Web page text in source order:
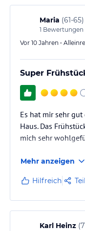
geholfen. Wir
prächtig erholt!
Maria (61-65)
1 Bewertungen
Vor 10 Jahren •
Super
Es hat mir sehr
Haus. Das
mich sehr
Mehr anzeigen
Hilfreich
Karl Heinz (